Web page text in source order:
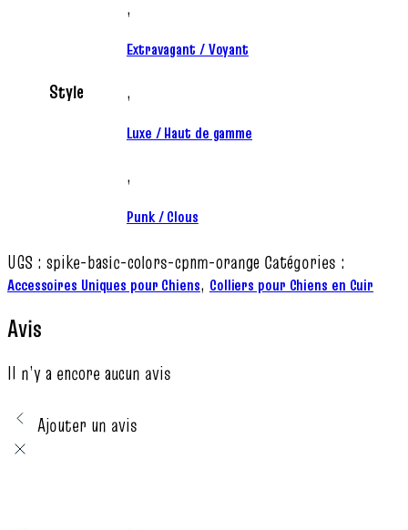
Style
,
Extravagant / Voyant
,
Luxe / Haut de gamme
,
Punk / Clous
UGS : spike-basic-colors-cpnm-orange Catégories :
Accessoires Uniques pour Chiens, Colliers pour Chiens en Cuir
Avis
Il n’y a encore aucun avis
Ajouter un avis